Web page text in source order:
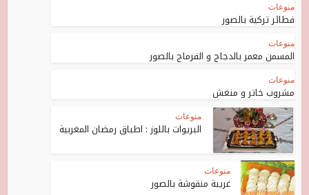
منوعات
فطائر تركية بالصور
منوعات
المسمن معمر بالدجاج و الفرماج بالصور
منوعات
مشروب خاتر و منغش
منوعات
البريوات باللوز : اطباق رمضان المغربية
منوعات
غريبة منقوشة بالصور